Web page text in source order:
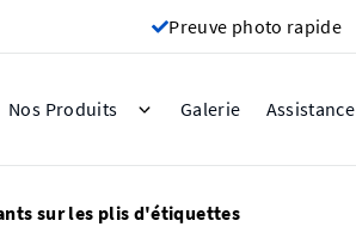
Preuve photo rapide
Nos Produits Galerie Assistance
sur les plis d'étiquettes